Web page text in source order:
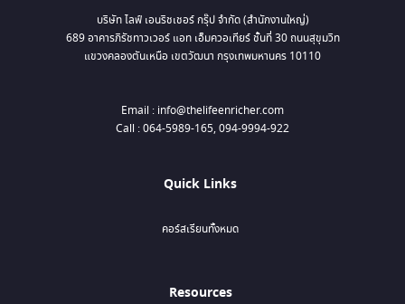
บริษัท ไลฟ์ เอนริชเชอร์ กรุ๊ป จำกัด (สำนักงานใหญ่)
689 อาคารภิรัชทาวเวอร์ แอท เอ็มควอเทียร์ ชั้นที่ 30 ถนนสุขุมวิท
แขวงคลองตันเหนือ เขตวัฒนา กรุงเทพมหานคร 10110
Email : info@thelifeenricher.com
Call : 064-5989-165, 094-9994-922
Quick Links
คอร์สเรียนทั้งหมด
Resources